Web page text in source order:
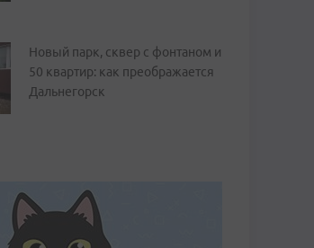
Новый парк, сквер с фонтаном и
50 квартир: как преображается
Дальнегорск